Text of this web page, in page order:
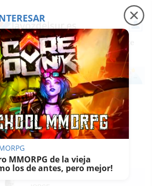
luz Padre Coraje Fábrica de botellas
del sorteo de
historia de amor
Amenábar
MMORPG de la vieja
los de antes, pero mejor!